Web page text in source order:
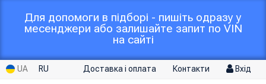
Для допомоги в підборі - пишіть одразу у
месенджери або залишайте запит по VIN
на сайті
UA RU Доставка і оплата Контакти Вхід